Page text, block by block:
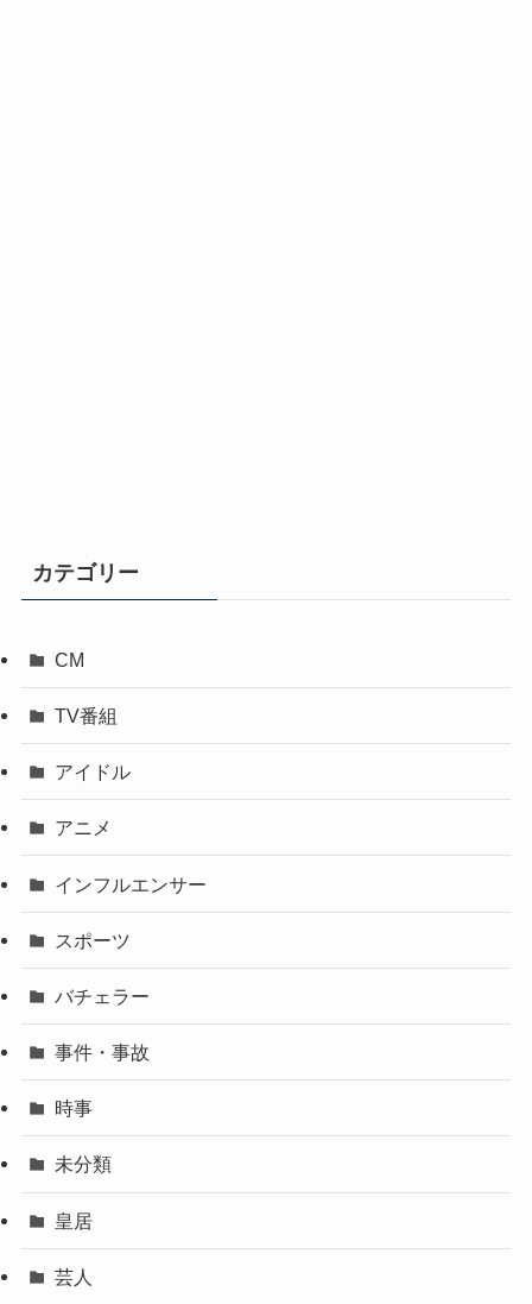
カテゴリー
CM
TV番組
アイドル
アニメ
インフルエンサー
スポーツ
バチェラー
事件・事故
時事
未分類
皇居
芸人